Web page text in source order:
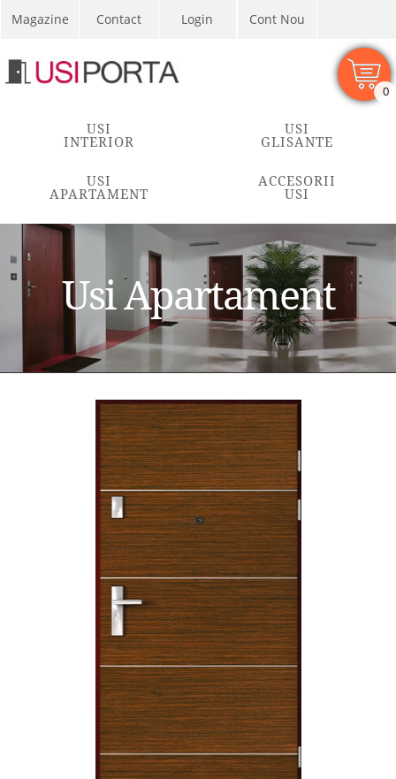
Magazine Contact Cont Nou
0
USI
INTERIOR
USI
GLISANTE
USI
APARTAMENT
ACCESORII
USI
Usi Apartament